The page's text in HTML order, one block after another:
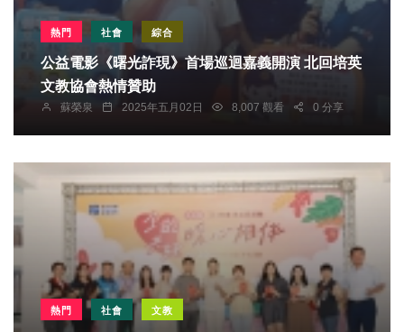
熱門 社會 綜合
公益電影《曙光詐現》首場巡迴嘉義開演 北回培英
文教協會熱情贊助
蘇榮泉 2025年五月02日 8,007 觀看 0 分享
熱門 社會 文教